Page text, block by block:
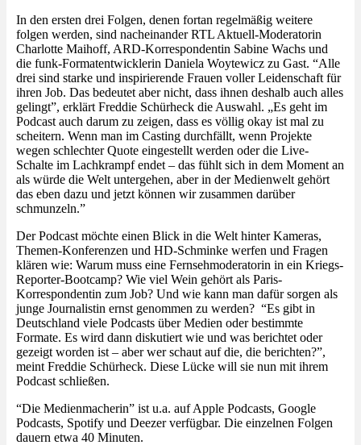
In den ersten drei Folgen, denen fortan regelmäßig weitere
folgen werden, sind nacheinander RTL Aktuell-Moderatorin
Charlotte Maihoff, ARD-Korrespondentin Sabine Wachs und
die funk-Formatentwicklerin Daniela Woytewicz zu Gast. “Alle
drei sind starke und inspirierende Frauen voller Leidenschaft für
ihren Job. Das bedeutet aber nicht, dass ihnen deshalb auch alles
gelingt”, erklärt Freddie Schürheck die Auswahl. „Es geht im
Podcast auch darum zu zeigen, dass es völlig okay ist mal zu
scheitern. Wenn man im Casting durchfällt, wenn Projekte
wegen schlechter Quote eingestellt werden oder die Live-
Schalte im Lachkrampf endet – das fühlt sich in dem Moment an
als würde die Welt untergehen, aber in der Medienwelt gehört
das eben dazu und jetzt können wir zusammen darüber
schmunzeln.”
Der Podcast möchte einen Blick in die Welt hinter Kameras,
Themen-Konferenzen und HD-Schminke werfen und Fragen
klären wie: Warum muss eine Fernsehmoderatorin in ein Kriegs-
Reporter-Bootcamp? Wie viel Wein gehört als Paris-
Korrespondentin zum Job? Und wie kann man dafür sorgen als
junge Journalistin ernst genommen zu werden? “Es gibt in
Deutschland viele Podcasts über Medien oder bestimmte
Formate. Es wird dann diskutiert wie und was berichtet oder
gezeigt worden ist – aber wer schaut auf die, die berichten?”,
meint Freddie Schürheck. Diese Lücke will sie nun mit ihrem
Podcast schließen.
“Die Medienmacherin” ist u.a. auf Apple Podcasts, Google
Podcasts, Spotify und Deezer verfügbar. Die einzelnen Folgen
dauern etwa 40 Minuten.